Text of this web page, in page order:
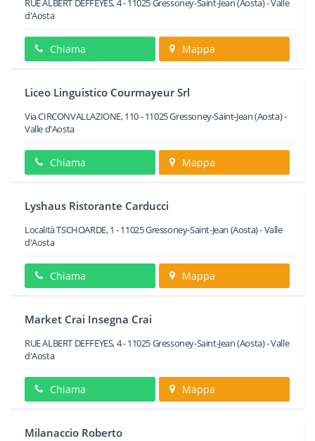
RUE ALBERT DEFFEYES, 4-11025Gressoney-Saint-Jean(Aosta) -Valle
d'Aosta
Chiama Mappa
Liceo Linguistico Courmayeur Srl
Via CIRCONVALLAZIONE, 110-11025Gressoney-Saint-Jean(Aosta) -
Valle d'Aosta
Chiama Mappa
Lyshaus Ristorante Carducci
Località TSCHOARDE, 1 -11025Gressoney-Saint-Jean (Aosta) -Valle
d'Aosta
Chiama Mappa
Market Crai Insegna Crai
RUE ALBERT DEFFEYES, 4-11025Gressoney-Saint-Jean(Aosta) -Valle
d'Aosta
Chiama Mappa
Milanaccio Roberto